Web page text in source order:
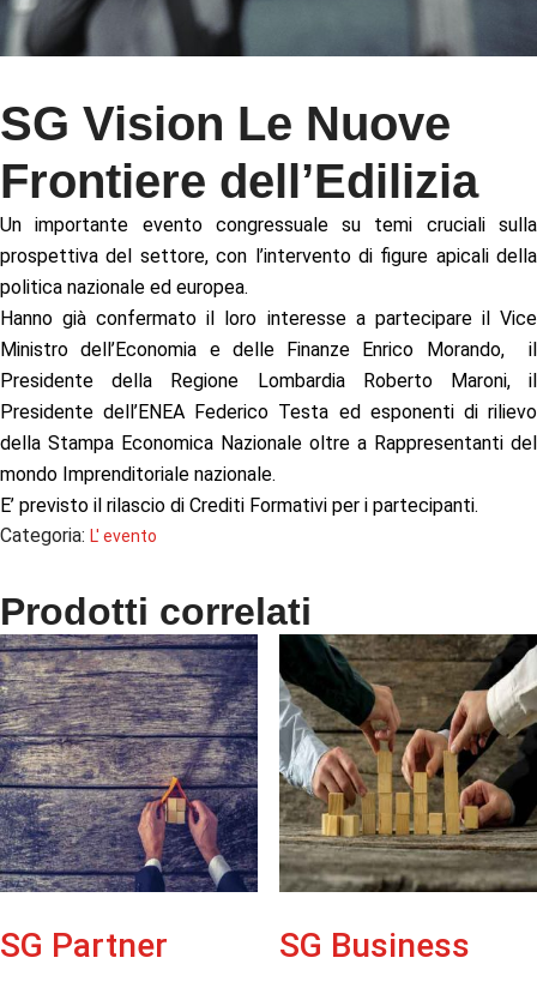
SG Vision Le Nuove
Frontiere dell’Edilizia
Un importante evento congressuale su temi cruciali sulla
prospettiva del settore, con l’intervento di figure apicali della
politica nazionale ed europea.
Hanno già confermato il loro interesse a partecipare il Vice
Ministro dell’Economia e delle Finanze Enrico Morando, il
Presidente della Regione Lombardia Roberto Maroni, il
Presidente dell’ENEA Federico Testa ed esponenti di rilievo
della Stampa Economica Nazionale oltre a Rappresentanti del
mondo Imprenditoriale nazionale.
E’ previsto il rilascio di Crediti Formativi per i partecipanti.
Categoria: L' evento
Prodotti correlati
SG Partner SG Business